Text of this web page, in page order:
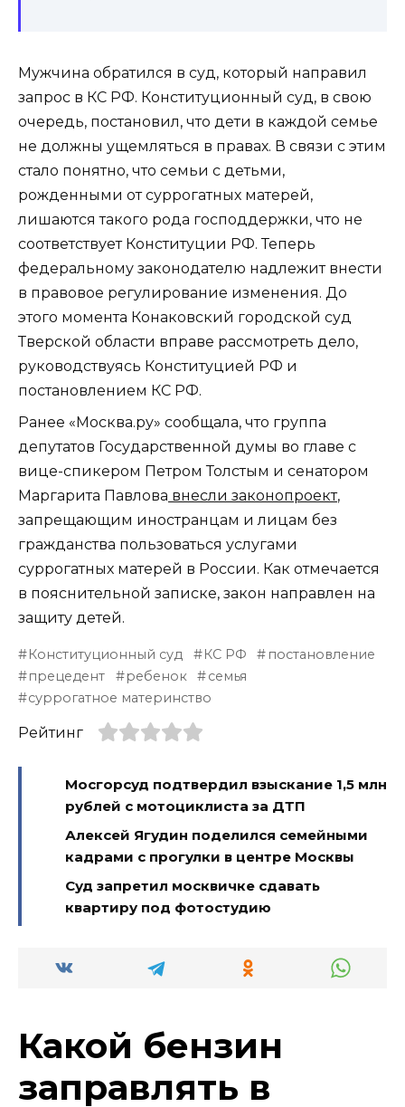
Мужчина обратился в суд, который направил
запрос в КС РФ. Конституционный суд, в свою
очередь, постановил, что дети в каждой семье
не должны ущемляться в правах. В связи с этим
стало понятно, что семьи с детьми,
рожденными от суррогатных матерей,
лишаются такого рода господдержки, что не
соответствует Конституции РФ. Теперь
федеральному законодателю надлежит внести
в правовое регулирование изменения. До
этого момента Конаковский городской суд
Тверской области вправе рассмотреть дело,
руководствуясь Конституцией РФ и
постановлением КС РФ.
Ранее «Москва.ру» сообщала, что группа
депутатов Государственной думы во главе с
вице-спикером Петром Толстым и сенатором
Маргарита Павлова внесли законопроект,
запрещающим иностранцам и лицам без
гражданства пользоваться услугами
суррогатных матерей в России. Как отмечается
в пояснительной записке, закон направлен на
защиту детей.
Конституционный суд КС РФ
постановление
прецедент
ребенок
семья
суррогатное материнство
Рейтинг
Мосгорсуд подтвердил взыскание 1,5 млн
рублей с мотоциклиста за ДТП
Алексей Ягудин поделился семейными
кадрами с прогулки в центре Москвы
Суд запретил москвичке сдавать
квартиру под фотостудию
Какой бензин
заправлять в